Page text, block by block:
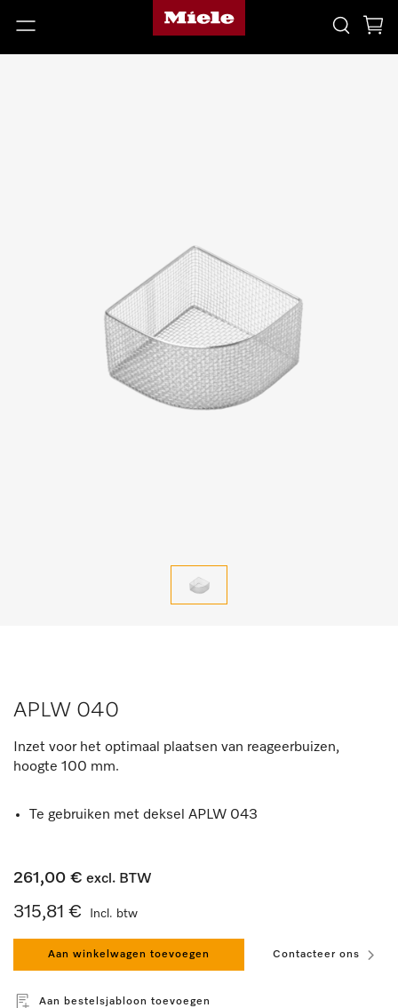
APLW 040
Inzet voor het optimaal plaatsen van reageerbuizen,
hoogte 100 mm.
Te gebruiken met deksel APLW 043
261,00 € excl. BTW
315,81 € Incl. btw
Aan winkelwagen toevoegen Contacteer ons
Aan bestelsjabloon toevoegen